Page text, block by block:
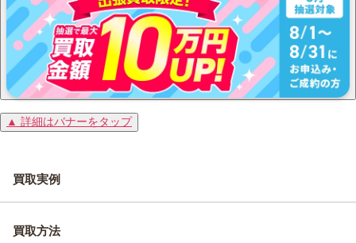
▲ 詳細はバナーをタップ
買取実例
買取方法